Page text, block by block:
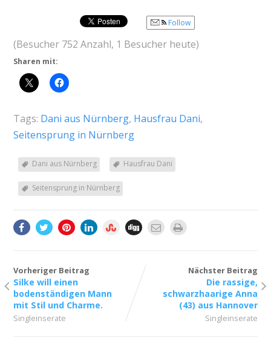
Follow
(Besucher 752 Anzahl, 1 Besucher heute)
Sharen mit:
Tags: Dani aus Nürnberg, Hausfrau Dani,
Seitensprung in Nürnberg
Dani aus Nürnberg Hausfrau Dani
Seitensprung in Nürnberg
Vorheriger Beitrag
Silke will einen
bodenständigen Mann
mit Stil und Charme.
Singleinserate
Nächster Beitrag
Die rassige,
schwarzhaarige Anna
(43) aus Hannover
Singleinserate